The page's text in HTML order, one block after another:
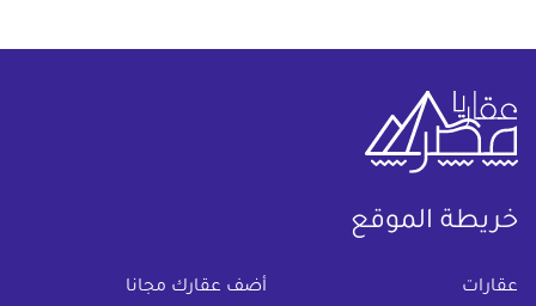
خريطة الموقع
عقارات أضف عقارك مجانا